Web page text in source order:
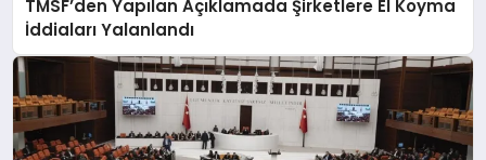
TMSF’den Yapılan Açıklamada Şirketlere El Koyma
İddiaları Yalanlandı